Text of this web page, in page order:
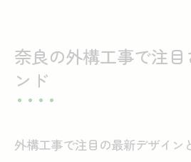
奈良の外構工事で注
ンド
外構工事で注目の最新デザイン